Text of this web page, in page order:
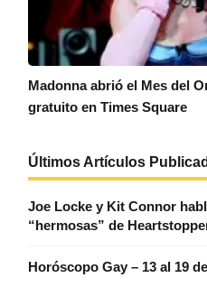
Madonna abrió el Mes del
gratuito en Times Square
Últimos Artículos
Joe Locke y Kit Connor
“hermosas” de
Horóscopo Gay – 13 al 19